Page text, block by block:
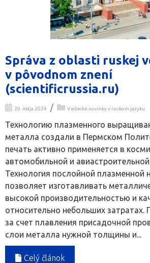
Správa z oblasti ruskej
v pôvodnom znení
(scientificrussia.ru)
20. mája 2024 / Vedecké novinky v ruskom jazyku
Технологию плазменного
металла создали в Пермском
печать активно применяется в
автомобильной и
Технология послойной плазменной
позволяет изготавливать
высокой производительностью и
относительно небольших затратах.
за счет плавления присадочной
слои металла нужной толщины и...
Celý článok